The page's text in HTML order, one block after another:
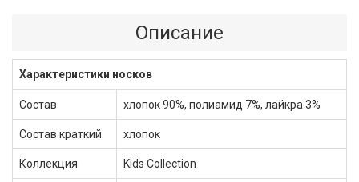
Описание
Характеристики носков
Состав хлопок 90%, полиамид 7%, лайкра 3%
Состав краткий хлопок
Коллекция Kids Collection